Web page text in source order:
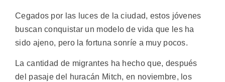
Cegados por las luces de la ciudad, estos jóvenes
buscan conquistar un modelo de vida que les ha
sido ajeno, pero la fortuna sonríe a muy pocos.
La cantidad de migrantes ha hecho que, después
del pasaje del huracán Mitch, en noviembre, los